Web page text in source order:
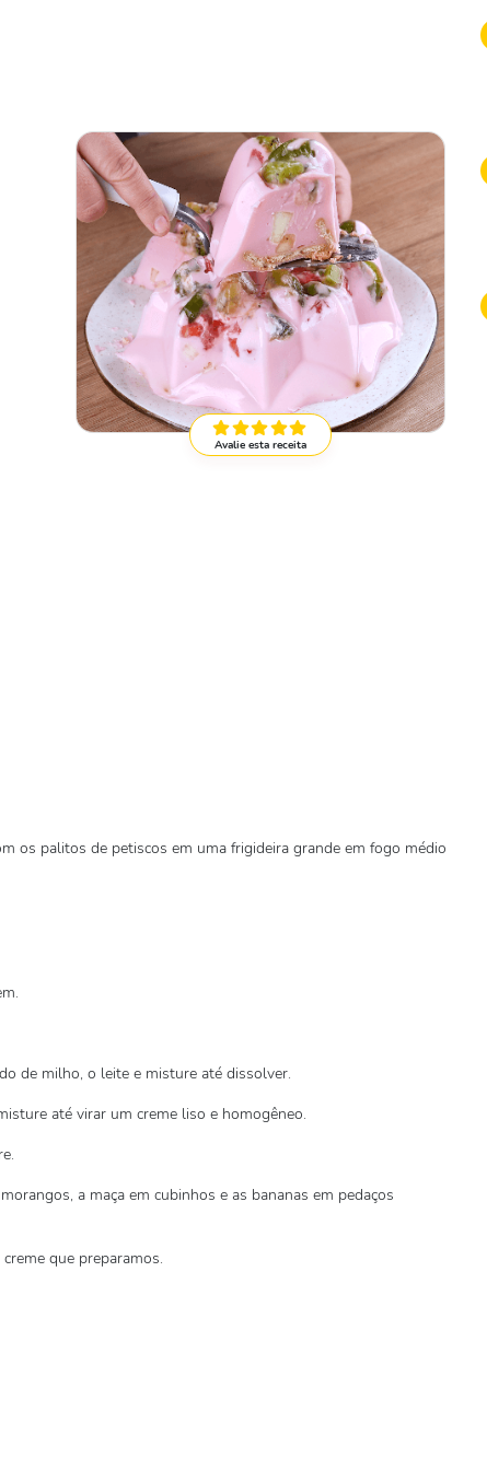
Avalie esta receita
os palitos de petiscos em uma frigideira grande em fogo médio
de milho, o leite e misture até dissolver.
até virar um creme liso e homogêneo.
a maça em cubinhos e as bananas em pedaços
que preparamos.